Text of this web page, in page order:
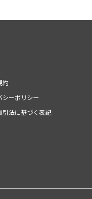
約
シーポリシー
引法に基づく表記